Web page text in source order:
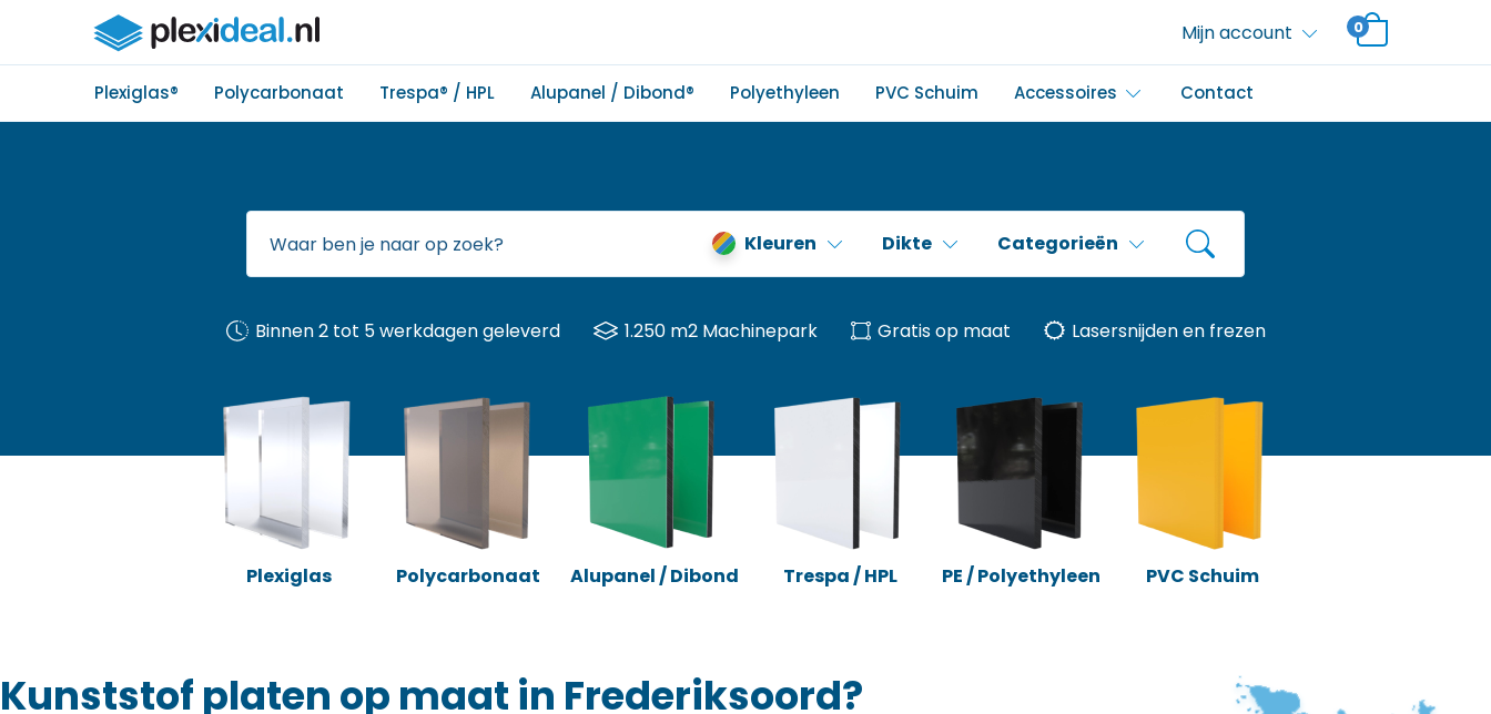
Mijn account 0
Plexiglas® Polycarbonaat Trespa® / HPL Alupanel / Dibond® Polyethyleen PVC Schuim Accessoires Contact
Kleuren Dikte Categorieën
Binnen 2 tot 5 werkdagen geleverd 1.250 m2 Machinepark Gratis op maat Lasersnijden en frezen
Plexiglas Polycarbonaat Alupanel / Dibond Trespa / HPL PE / Polyethyleen PVC Schuim
Kunststof platen op maat in Frederiksoord?